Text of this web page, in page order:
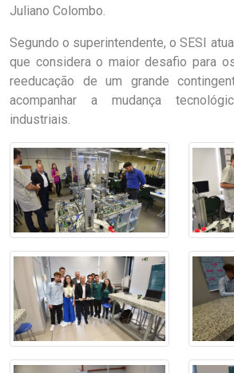
Juliano Colombo.
Segundo o superintendente, o SESI
que considera o maior desafio para
reeducação de um grande
acompanhar a mudança
industriais.